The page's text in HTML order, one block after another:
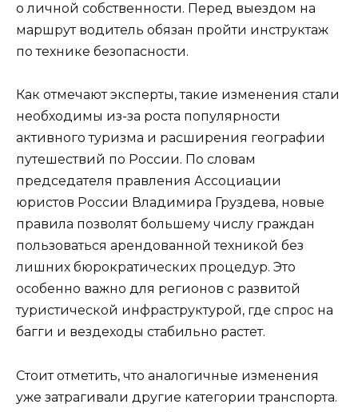
о личной собственности. Перед выездом на
маршрут водитель обязан пройти инструктаж
по технике безопасности.
Как отмечают эксперты, такие изменения стали
необходимы из-за роста популярности
активного туризма и расширения географии
путешествий по России. По словам
председателя правления Ассоциации
юристов России Владимира Груздева, новые
правила позволят большему числу граждан
пользоваться арендованной техникой без
лишних бюрократических процедур. Это
особенно важно для регионов с развитой
туристической инфраструктурой, где спрос на
багги и вездеходы стабильно растет.
Стоит отметить, что аналогичные изменения
уже затрагивали другие категории транспорта.